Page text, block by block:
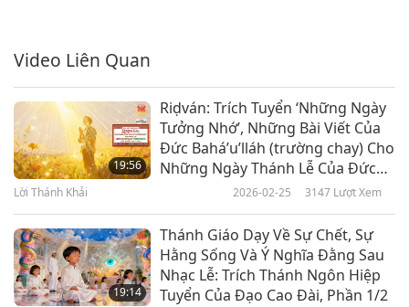
Video Liên Quan
19:56
Riḍván: Trích Tuyển ‘Những Ngày
Tưởng Nhớ’, Những Bài Viết Của
Đức Bahá’u’lláh (trường chay) Cho
Những Ngày Thánh Lễ Của Đức
Bahá’i, Phần 1/2
Lời Thánh Khải 2026-02-25 3147 Lượt Xem
19:14
Thánh Giáo Dạy Về Sự Chết, Sự
Hằng Sống Và Ý Nghĩa Đằng Sau
Nhạc Lễ: Trích Thánh Ngôn Hiệp
Tuyển Của Đạo Cao Đài, Phần 1/2